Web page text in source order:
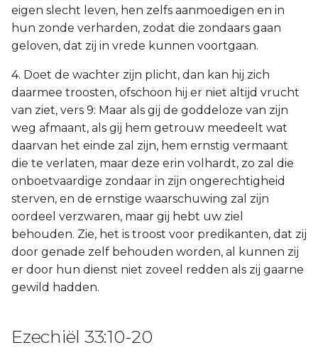
eigen slecht leven, hen zelfs aanmoedigen en in
hun zonde verharden, zodat die zondaars gaan
geloven, dat zij in vrede kunnen voortgaan.
4. Doet de wachter zijn plicht, dan kan hij zich
daarmee troosten, ofschoon hij er niet altijd vrucht
van ziet, vers 9: Maar als gij de goddeloze van zijn
weg afmaant, als gij hem getrouw meedeelt wat
daarvan het einde zal zijn, hem ernstig vermaant
die te verlaten, maar deze erin volhardt, zo zal die
onboetvaardige zondaar in zijn ongerechtigheid
sterven, en de ernstige waarschuwing zal zijn
oordeel verzwaren, maar gij hebt uw ziel
behouden. Zie, het is troost voor predikanten, dat zij
door genade zelf behouden worden, al kunnen zij
er door hun dienst niet zoveel redden als zij gaarne
gewild hadden.
Ezechiël 33:10-20